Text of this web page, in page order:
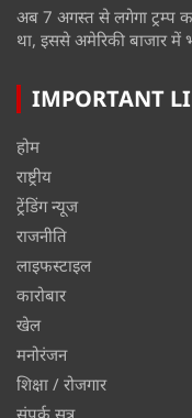
अब 7 अगस्त से लगेगा ट्रम्प
था, इससे अमेरिकी बाजार में
IMPORTANT
होम
राष्ट्रीय
ट्रेंडिंग न्यूज
राजनीति
लाइफस्टाइल
कारोबार
खेल
मनोरंजन
शिक्षा / रोजगार